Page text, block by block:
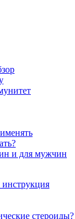
и для мужчин
стероиды?